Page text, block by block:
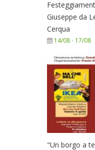
Giuseppe da
Cerqua
14/08- 17/08
"Un borgo a